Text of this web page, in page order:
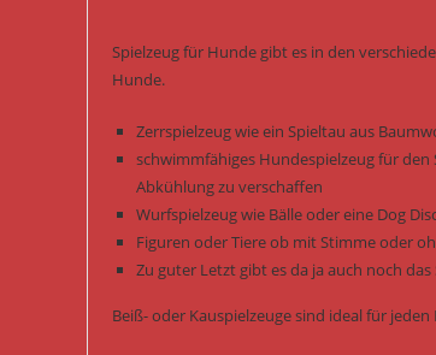
Spielzeug für Hunde gibt es in den
Hunde.
Zerrspielzeug wie ein Spieltau aus
schwimmfähiges Hundespielzeug für
Abkühlung zu verschaffen
Wurfspielzeug wie Bälle oder eine Dog
Figuren oder Tiere ob mit Stimme oder
Zu guter Letzt gibt es da ja auch noch
Beiß- oder Kauspielzeuge sind ideal für